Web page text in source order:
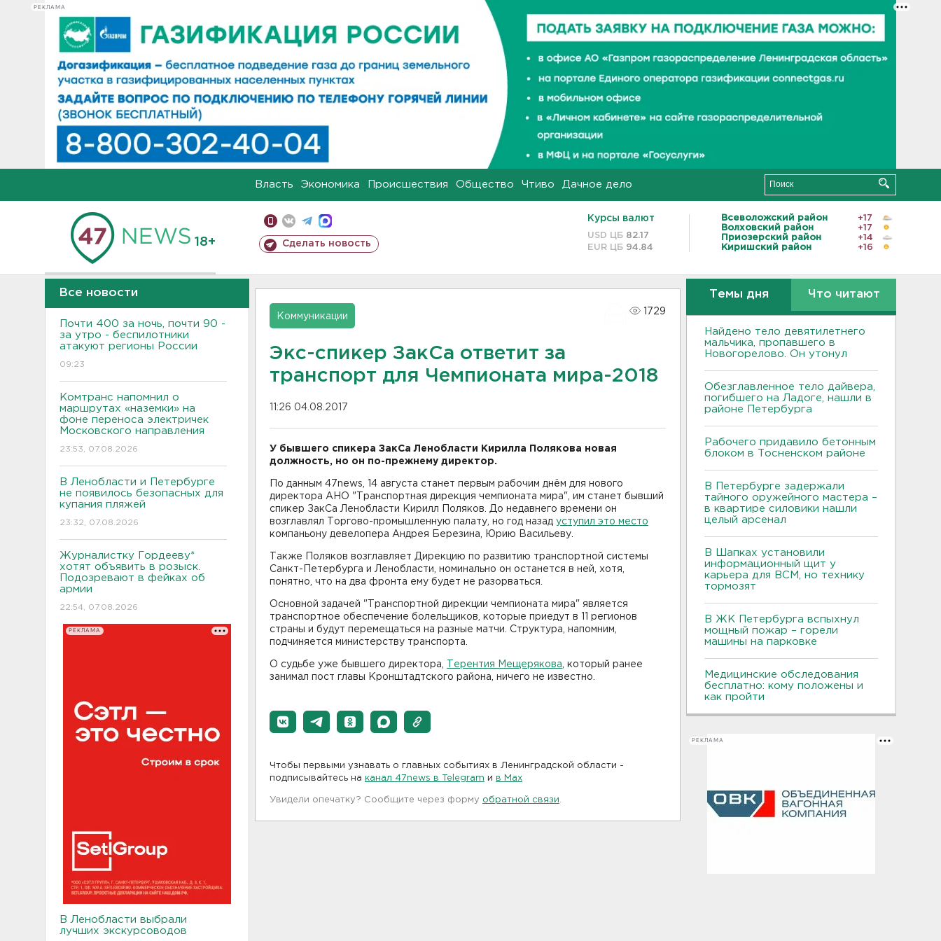
РЕКЛАМА
Власть Экономика Происшествия Общество Чтиво Дачное дело
18+ Сделать новость
Курсы валют
USD ЦБ 82.17
EUR ЦБ 94.84
Всеволожский район
+17
Волховский район
+17
Приозерский район
+14
Киришский район
+16
Все новости
Почти 400 за ночь, почти 90 -
за утро - беспилотники
атакуют регионы России
09:23
Комтранс напомнил о
маршрутах «наземки» на
фоне переноса электричек
Московского направления
23:53, 07.08.2026
В Ленобласти и Петербурге
не появилось безопасных для
купания пляжей
23:32, 07.08.2026
Журналистку Гордееву*
хотят объявить в розыск.
Подозревают в фейках об
армии
22:54, 07.08.2026
РЕКЛАМА
В Ленобласти выбрали
лучших экскурсоводов
Коммуникации
1729
Экс-спикер ЗакСа ответит за
транспорт для Чемпионата мира-2018
11:26 04.08.2017
У бывшего спикера ЗакСа Ленобласти Кирилла Полякова новая
должность, но он по-прежнему директор.
По данным 47news, 14 августа станет первым рабочим днём для нового
директора АНО "Транспортная дирекция чемпионата мира", им станет бывший
спикер ЗакСа Ленобласти Кирилл Поляков. До недавнего времени он
возглавлял Торгово-промышленную палату, но год назад уступил это место
компаньону девелопера Андрея Березина, Юрию Васильеву.
Также Поляков возглавляет Дирекцию по развитию транспортной системы
Санкт-Петербурга и Ленобласти, номинально он останется в ней, хотя,
понятно, что на два фронта ему будет не разорваться.
Основной задачей "Транспортной дирекции чемпионата мира" является
транспортное обеспечение болельщиков, которые приедут в 11 регионов
страны и будут перемещаться на разные матчи. Структура, напомним,
подчиняется министерству транспорта.
О судьбе уже бывшего директора, Терентия Мещерякова , который ранее
занимал пост главы Кронштадтского района, ничего не известно.
Чтобы первыми узнавать о главных событиях в Ленинградской области -
подписывайтесь на канал 47news в Telegram и в Maх
Увидели опечатку? Сообщите через форму обратной связи
Темы дня Что читают
Найдено тело девятилетнего
мальчика, пропавшего в
Новогорелово. Он утонул
Обезглавленное тело дайвера,
погибшего на Ладоге, нашли в
районе Петербурга
Рабочего придавило бетонным
блоком в Тосненском районе
В Петербурге задержали
тайного оружейного мастера –
в квартире силовики нашли
целый арсенал
В Шапках установили
информационный щит у
карьера для ВСМ, но технику
тормозят
В ЖК Петербурга вспыхнул
мощный пожар – горели
машины на парковке
Медицинские обследования
бесплатно: кому положены и
как пройти
РЕКЛАМА